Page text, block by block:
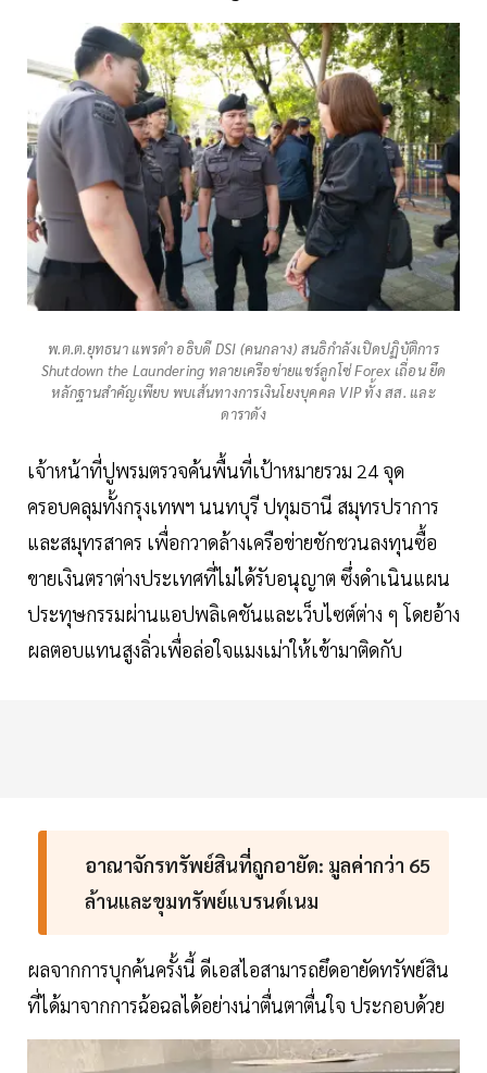
พ.ต.ต.ยุทธนา แพรดำ อธิบดี ​DSI (คนกลาง) สนธิกำลังเปิดปฏิบัติการ
Shutdown the Laundering ทลายเครือข่ายแชร์ลูกโซ่ Forex เถื่อน ยึด
หลักฐานสำคัญเพียบ พบเส้นทางการเงินโยงบุคคล VIP ทั้ง สส. และ
ดาราดัง
เจ้าหน้าที่ปูพรมตรวจค้นพื้นที่เป้าหมายรวม 24 จุด
ครอบคลุมทั้งกรุงเทพฯ นนทบุรี ปทุมธานี สมุทรปราการ
และสมุทรสาคร เพื่อกวาดล้างเครือข่ายชักชวนลงทุนซื้อ
ขายเงินตราต่างประเทศที่ไม่ได้รับอนุญาต ซึ่งดำเนินแผน
ประทุษกรรมผ่านแอปพลิเคชันและเว็บไซต์ต่าง ๆ โดยอ้าง
ผลตอบแทนสูงลิ่วเพื่อล่อใจแมงเม่าให้เข้ามาติดกับ
อาณาจักรทรัพย์สินที่ถูกอายัด: มูลค่ากว่า 65
ล้านและขุมทรัพย์แบรนด์เนม
ผลจากการบุกค้นครั้งนี้ ดีเอสไอสามารถยึดอายัดทรัพย์สิน
ที่ได้มาจากการฉ้อฉลได้อย่างน่าตื่นตาตื่นใจ ประกอบด้วย